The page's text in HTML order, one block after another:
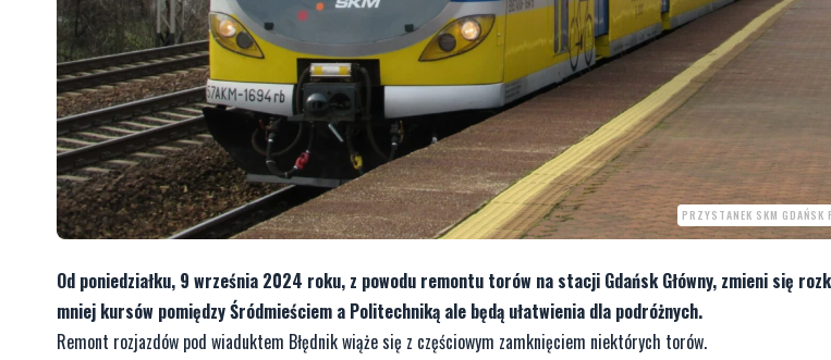
PRZYSTANEK SKM GDAŃSK
Od poniedziałku, 9 września 2024 roku, z powodu remontu torów na stacji Gdańsk Główny, zmieni się
mniej kursów pomiędzy Śródmieściem a Politechniką ale będą ułatwienia dla podróżnych.
Remont rozjazdów pod wiaduktem Błędnik wiąże się z częściowym zamknięciem niektórych torów.